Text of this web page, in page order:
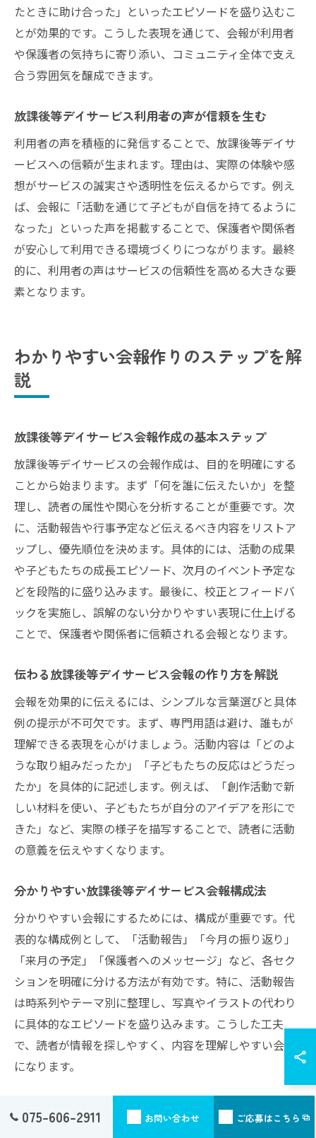
たときに助け合った」といったエピソードを盛り込むこ
とが効果的です。こうした表現を通じて、会報が利用者
や保護者の気持ちに寄り添い、コミュニティ全体で支え
合う雰囲気を醸成できます。
放課後等デイサービス利用者の声が信頼を生む
利用者の声を積極的に発信することで、放課後等デイサ
ービスへの信頼が生まれます。理由は、実際の体験や感
想がサービスの誠実さや透明性を伝えるからです。例え
ば、会報に「活動を通じて子どもが自信を持てるように
なった」といった声を掲載することで、保護者や関係者
が安心して利用できる環境づくりにつながります。最終
的に、利用者の声はサービスの信頼性を高める大きな要
素となります。
わかりやすい会報作りのステップを解
説
放課後等デイサービス会報作成の基本ステップ
放課後等デイサービスの会報作成は、目的を明確にする
ことから始まります。まず「何を誰に伝えたいか」を整
理し、読者の属性や関心を分析することが重要です。次
に、活動報告や行事予定など伝えるべき内容をリストア
ップし、優先順位を決めます。具体的には、活動の成果
や子どもたちの成長エピソード、次月のイベント予定な
どを段階的に盛り込みます。最後に、校正とフィードバ
ックを実施し、誤解のない分かりやすい表現に仕上げる
ことで、保護者や関係者に信頼される会報となります。
伝わる放課後等デイサービス会報の作り方を解説
会報を効果的に伝えるには、シンプルな言葉選びと具体
例の提示が不可欠です。まず、専門用語は避け、誰もが
理解できる表現を心がけましょう。活動内容は「どのよ
うな取り組みだったか」「子どもたちの反応はどうだっ
たか」を具体的に記述します。例えば、「創作活動で新
しい材料を使い、子どもたちが自分のアイデアを形にで
きた」など、実際の様子を描写することで、読者に活動
の意義を伝えやすくなります。
分かりやすい放課後等デイサービス会報構成法
分かりやすい会報にするためには、構成が重要です。代
表的な構成例として、「活動報告」「今月の振り返り」
「来月の予定」「保護者へのメッセージ」など、各セク
ションを明確に分ける方法が有効です。特に、活動報告
は時系列やテーマ別に整理し、写真やイラストの代わり
に具体的なエピソードを盛り込みます。こうした工夫
で、読者が情報を探しやすく、内容を理解しやすい会報
になります。
放課後等デイサービス会報編集のポイントと注意点
075-606-2911 お問い合わせ ご応募はこちら